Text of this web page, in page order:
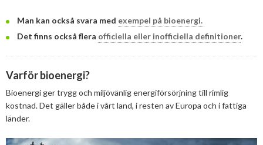
Februari
Januari
Mars
Februari
Maj
Mars
Februari
Augusti
Juni
Maj
April
Mars
Augusti
Juli
Maj
April
December
Privat medlem
MER
Styrelse
Konkurrensrättsligt
Medlemmar
Medlemmar
Våra kanaler
Man kan också svara med exempel på bioenergi.
Det finns också flera officiella eller inofficiella definitioner.
Varför bioenergi?
Bioenergi ger trygg och miljövänlig energiförsörjning till rimlig
kostnad. Det gäller både i vårt land, i resten av Europa och i fattiga
länder.